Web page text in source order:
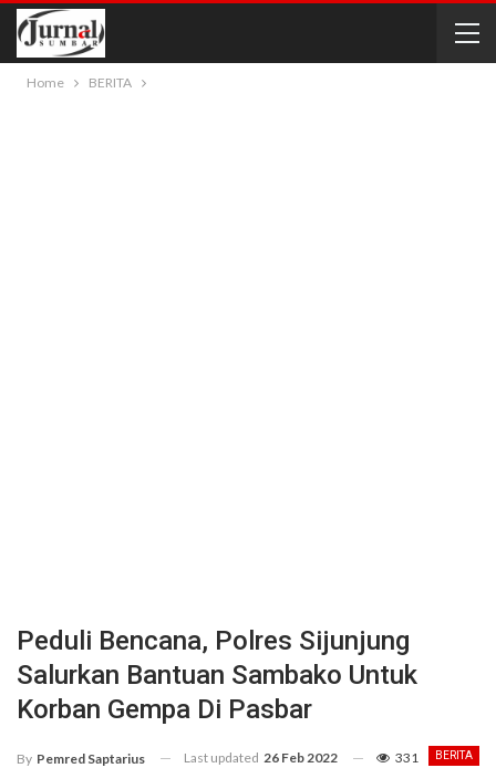
Home BERITA
Peduli Bencana, Polres Sijunjung
Salurkan Bantuan Sambako Untuk
Korban Gempa Di Pasbar
BERITA
By Pemred Saptarius Last updated 26 Feb 2022 331